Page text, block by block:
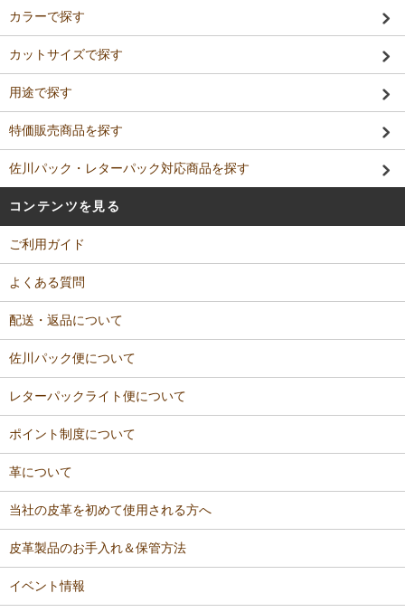
カラーで探す
カットサイズで探す
用途で探す
特価販売商品を探す
佐川パック・レターパック対応商品を探す
コンテンツを見る
ご利用ガイド
よくある質問
配送・返品について
佐川パック便について
レターパックライト便について
ポイント制度について
革について
当社の皮革を初めて使用される方へ
皮革製品のお手入れ＆保管方法
イベント情報